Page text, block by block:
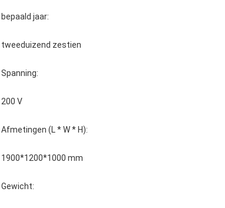
bepaald jaar:
tweeduizend zestien
Spanning:
200 V
Afmetingen (L * W * H):
1900*1200*1000 mm
Gewicht: